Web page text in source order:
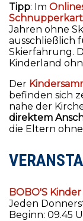
Tipp: Im
Jahren ohne
ausschließlich
Skierfahrung.
Kinderland
Der
befinden sich
nahe der
direktem
die Eltern
BOBO'S
Jeden
Beginn: 09.45